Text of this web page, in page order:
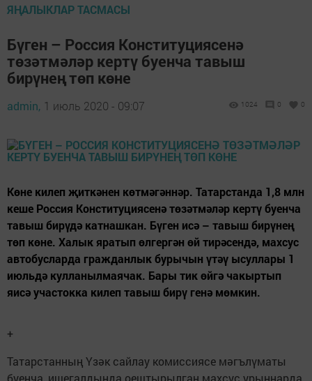
ЯҢАЛЫКЛАР ТАСМАСЫ
Бүген – Россия Конституциясенә
төзәтмәләр кертү буенча тавыш
бирүнең төп көне
admin, 1 июль 2020 - 09:07 1024 0 0
Көне килеп җиткәнен көтмәгәннәр. Татарстанда 1,8 млн
кеше Россия Конституциясенә төзәтмәләр кертү буенча
тавыш бирүдә катнашкан. Бүген исә – тавыш бирүнең
төп көне. Халык яратып өлгергән өй тирәсендә, махсус
автобусларда гражданлык бурычын үтәү ысуллары 1
июльдә кулланылмаячак. Бары тик өйгә чакыртып
яисә участокка килеп тавыш бирү генә мөмкин.
+
Татарстанның Үзәк сайлау комиссиясе мәгълүматы
буенча, ишегалдында оештырылган махсус урыннарда